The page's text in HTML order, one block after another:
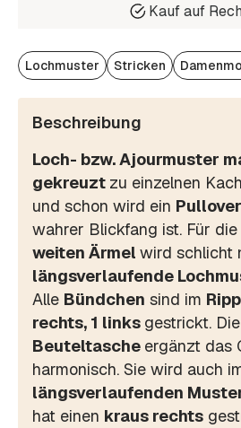
Kauf auf
Lochmuster Stricken
Beschreibung
Loch- bzw. Ajourmuster
gekreuzt zu einzelnen
und schon wird ein Pullover
wahrer Blickfang ist. Für
weiten Ärmel wird schlicht
längsverlaufende
Alle Bündchen sind im
rechts, 1 links gestrickt.
Beuteltasche ergänzt das
harmonisch. Sie wird auch
längsverlaufenden
hat einen kraus rechts